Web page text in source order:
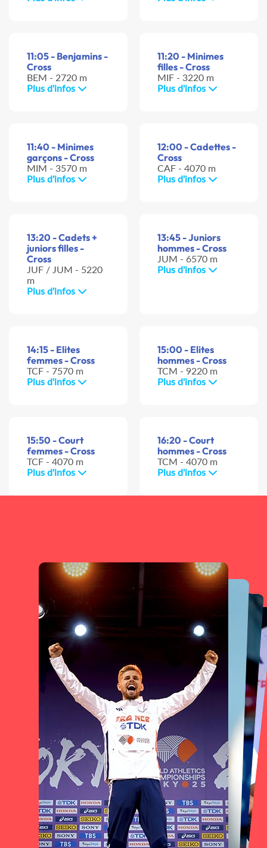
11:05 - Benjamins -
Cross
BEM - 2720 m
Plus d'infos
11:20 - Minimes
filles - Cross
MIF - 3220 m
Plus d'infos
11:40 - Minimes
garçons - Cross
MIM - 3570 m
Plus d'infos
12:00 - Cadettes -
Cross
CAF - 4070 m
Plus d'infos
13:20 - Cadets +
juniors filles -
Cross
JUF / JUM - 5220
m
Plus d'infos
13:45 - Juniors
hommes - Cross
JUM - 6570 m
Plus d'infos
14:15 - Elites
femmes - Cross
TCF - 7570 m
Plus d'infos
15:00 - Elites
hommes - Cross
TCM - 9220 m
Plus d'infos
15:50 - Court
femmes - Cross
TCF - 4070 m
Plus d'infos
16:20 - Court
hommes - Cross
TCM - 4070 m
Plus d'infos